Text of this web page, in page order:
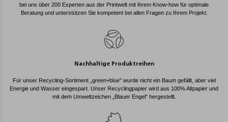
bei uns über 200 Experten aus der Printwelt mit ihrem Know-how für optimale
Beratung und unterstützen Sie kompetent bei allen Fragen zu Ihrem Projekt.
Nachhaltige Produktreihen
Für unser Recycling-Sortiment „green+blue" wurde nicht ein Baum gefällt, aber viel
Energie und Wasser eingespart. Unser Recyclingpapier wird aus 100% Altpapier und
mit dem Umweltzeichen „Blauer Engel“ hergestellt.